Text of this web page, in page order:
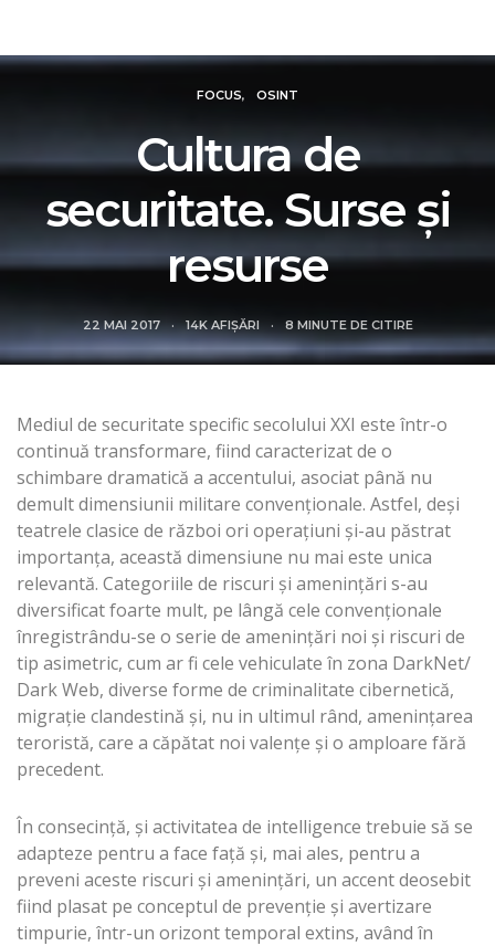
FOCUS OSINT
Cultura de
securitate. Surse şi
resurse
22 MAI 2017 14K AFIȘĂRI 8 MINUTE DE CITIRE
Mediul de securitate specific secolului XXI este într-o
continuă transformare, fiind caracterizat de o
schimbare dramatică a accentului, asociat până nu
demult dimensiunii militare convenţionale. Astfel, deşi
teatrele clasice de război ori operaţiuni şi-au păstrat
importanţa, această dimensiune nu mai este unica
relevantă. Categoriile de riscuri şi ameninţări s-au
diversificat foarte mult, pe lângă cele convenţionale
înregistrându-se o serie de ameninţări noi şi riscuri de
tip asimetric, cum ar fi cele vehiculate în zona DarkNet/
Dark Web, diverse forme de criminalitate cibernetică,
migraţie clandestină şi, nu in ultimul rând, ameninţarea
teroristă, care a căpătat noi valenţe şi o amploare fără
precedent.
În consecinţă, şi activitatea de intelligence trebuie să se
adapteze pentru a face faţă şi, mai ales, pentru a
preveni aceste riscuri şi ameninţări, un accent deosebit
fiind plasat pe conceptul de prevenţie şi avertizare
timpurie, într-un orizont temporal extins, având în